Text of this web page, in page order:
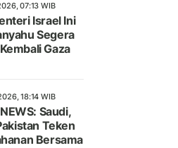
07:13 WIB
Israel Ini
Segera
Gaza
18:14 WIB
Saudi,
Teken
Bersama